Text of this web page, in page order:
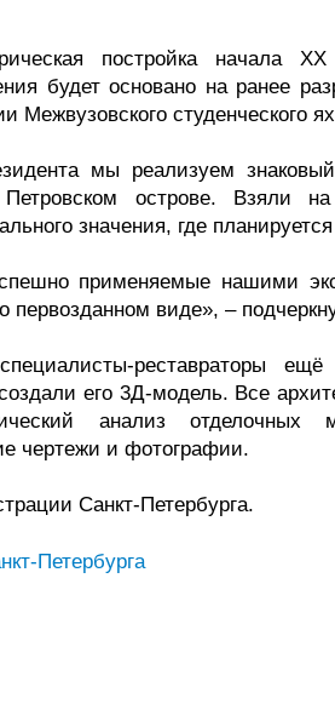
постройка начала
будет основано на ранее
Межвузовского студенческого
мы реализуем
острове. Взяли
значения, где
применяемые нашими
первозданном виде», –
реставраторы
его 3Д-модель. Все
анализ
чертежи и фотографии.
Санкт-Петербурга.
Петербурга